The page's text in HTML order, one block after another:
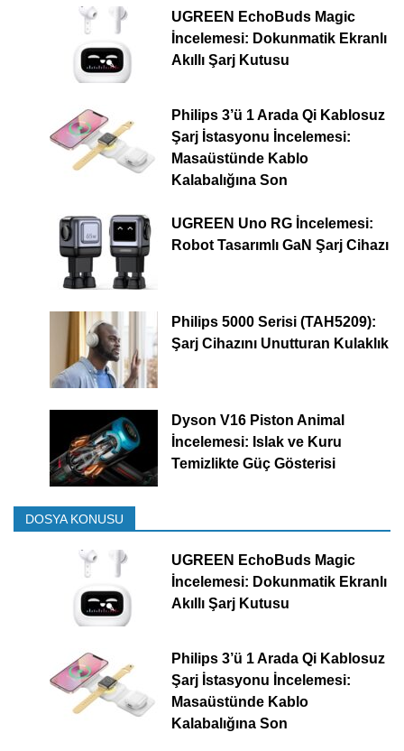
UGREEN EchoBuds Magic
İncelemesi: Dokunmatik Ekranlı
Akıllı Şarj Kutusu
Philips 3’ü 1 Arada Qi Kablosuz
Şarj İstasyonu İncelemesi:
Masaüstünde Kablo
Kalabalığına Son
UGREEN Uno RG İncelemesi:
Robot Tasarımlı GaN Şarj Cihazı
Philips 5000 Serisi (TAH5209):
Şarj Cihazını Unutturan Kulaklık
Dyson V16 Piston Animal
İncelemesi: Islak ve Kuru
Temizlikte Güç Gösterisi
DOSYA KONUSU
UGREEN EchoBuds Magic
İncelemesi: Dokunmatik Ekranlı
Akıllı Şarj Kutusu
Philips 3’ü 1 Arada Qi Kablosuz
Şarj İstasyonu İncelemesi:
Masaüstünde Kablo
Kalabalığına Son